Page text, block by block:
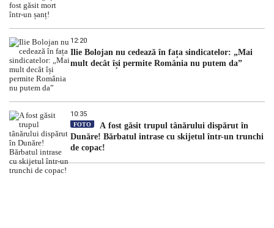
12:20
Ilie Bolojan nu cedează în fața sindicatelor: „Mai
mult decât își permite România nu putem da”
10:35
FOTO
A fost găsit trupul tânărului dispărut în
Dunăre! Bărbatul intrase cu skijetul într-un trunchi
de copac!